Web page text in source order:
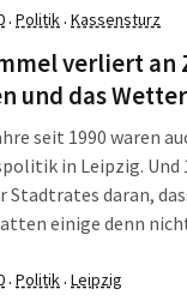
· Politik· Kassensturz
verliert an
und das
seit 1990 waren
in Leipzig. Und
Stadtrates daran,
einige denn
Verkehrspolitik.
· Politik· Leipzig